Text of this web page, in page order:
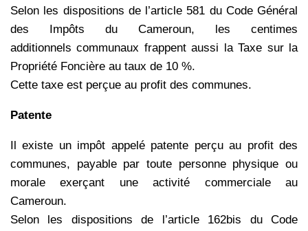
Selon les dispositions de l’article 581 du Code Général
des Impôts du Cameroun, les centimes
additionnelscommunaux frappent aussi la Taxe sur la
Propriété Foncière au taux de 10 %.
Cette taxe est perçue au profit des communes.
Patente
Il existe un impôt appelé patente perçu au profit des
communes, payable par toute personne physique ou
moraleexerçant une activité commerciale au
Cameroun.
Selon les dispositions de l’article 162bis du Code